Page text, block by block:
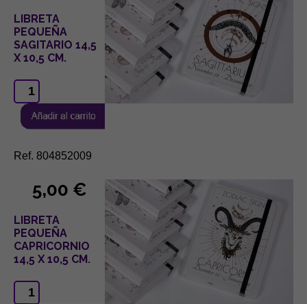
LIBRETA
PEQUEÑA
SAGITARIO 14,5
X 10,5 CM.
Ref. 804852009
5,00 €
LIBRETA
PEQUEÑA
CAPRICORNIO
14,5 X 10,5 CM.